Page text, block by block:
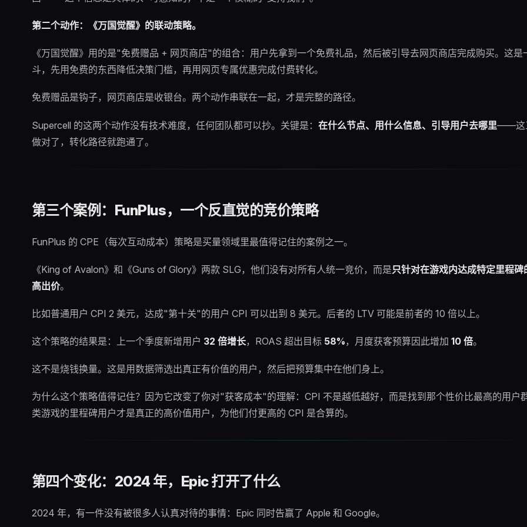
第二个动作：《万国觉醒》的联动策略。
《万国觉醒》用的是"免费赠品 + 网页商店"的组合：用户先拿到一个免费礼品，然后被引导去网页商店完成购买。这是
斗，先用免费的东西降低决策门槛，再用网页专属优惠完成付费转化。
免费赠品是钩子，网页商店是收银台。两个动作串联在一起，才是完整的路径。
Supercell 的这两个动作没有技术难度，任何团队都可以抄。关键是： 在什么节点、用什么信息、引导用户去哪里——这
做对了，转化路径就跑通了。
第三个案例：FunPlus，一个反直觉的竞价策略
FunPlus 的 CPE（每次互动成本）策略是买量领域里最值得记住的案例之一。
《King of Avalon》和《Guns of Glory》两款 SLG，他们没有对所有人统一竞价，而是只针对在游戏内达成特定里程碑
高出价。
比如普通用户 CPI 2 美元，达成"第十关"的用户 CPI 可以出到 8 美元。后者的 LTV 可能是前者的 10 倍以上。
这个策略的结果是：上一个季度新增用户 32 倍增长，ROAS 超出目标 58% ，月度获客预算因此增加 10 倍。
这不是烧钱换量。这是用数据筛选出真正有价值的用户，然后把预算集中在他们身上。
为什么这个策略值得记住？因为它改变了你对"获客成本"的理解：CPI 不是越低越好，而是找到那个性价比最高的用户
类游戏的里程碑用户才是真正的高价值用户，为他们付更高的 CPI 是合算的。
第四个变化：2024 年，Epic 打开了什么
2024 年，有一件没有被很多人认真对待的事情：Epic 同时告赢了 Apple 和 Google。